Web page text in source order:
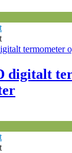
digitalt